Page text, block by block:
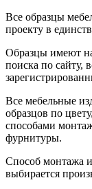
Все образцы
проекту в
Образцы имеют
поиска по сайту,
Все мебельные
образцов по
способами
фурнитуры.
Способ монтажа
выбирается